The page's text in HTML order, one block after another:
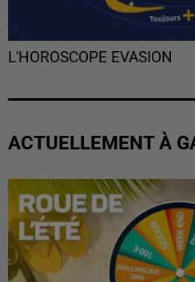
L'HOROSCOPE EVASION
ACTUELLEMENT À